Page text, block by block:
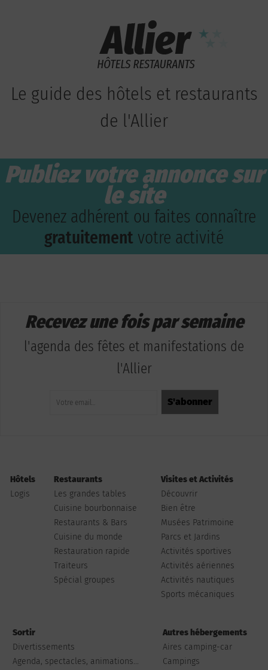
Le guide des hôtels et restaurants
de l'Allier
Publiez votre annonce sur
le site
Devenez adhérent ou faites connaître
gratuitement votre activité
Recevez une fois par semaine
l'agenda des fêtes et manifestations de
l'Allier
Hôtels
Logis
Restaurants
Les grandes tables
Cuisine bourbonnaise
Restaurants & Bars
Cuisine du monde
Restauration rapide
Traiteurs
Spécial groupes
Visites et Activités
Découvrir
Bien être
Musées Patrimoine
Parcs et Jardins
Activités sportives
Activités aériennes
Activités nautiques
Sports mécaniques
Sortir
Divertissements
Agenda, spectacles, animations...
Autres hébergements
Aires camping-car
Campings